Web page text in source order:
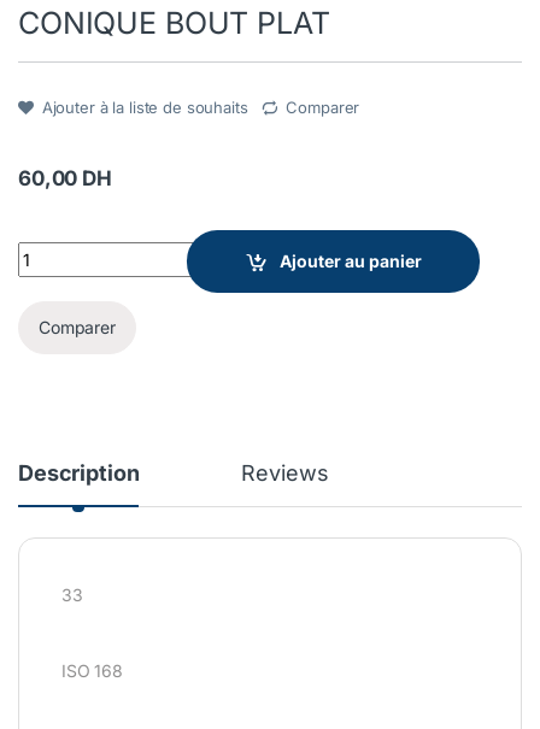
CONIQUE BOUT PLAT
Ajouter à la liste de souhaits Comparer
60,00 DH
FRAISE DIAMANTE CYLINDRO-CONIQUE BOUT PLAT quantity
Ajouter au panier
Comparer
Description Reviews
33
ISO 168